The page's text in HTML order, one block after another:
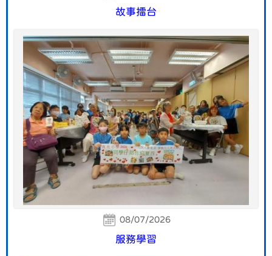
故事擂台
08/07/2026
服務學習